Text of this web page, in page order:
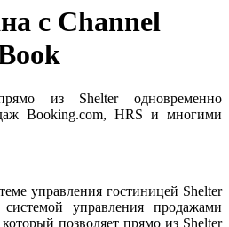
с Channel
из Shelter одновременно
Booking.com, HRS и многими
управления гостиницей Shelter
управления продажами
который позволяет прямо из Shelter